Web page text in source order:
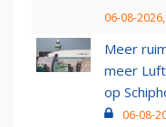
06-08-
Meer
meer
op
06-08-